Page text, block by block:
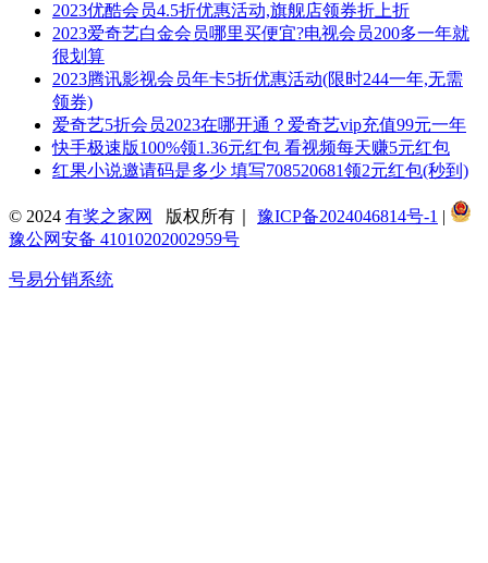
2023优酷会员4.5折优惠活动,旗舰店领券折上折
2023爱奇艺白金会员哪里买便宜?电视会员200多一年就
很划算
2023腾讯影视会员年卡5折优惠活动(限时244一年,无需
领券)
爱奇艺5折会员2023在哪开通？爱奇艺vip充值99元一年
快手极速版100%领1.36元红包 看视频每天赚5元红包
红果小说邀请码是多少 填写708520681领2元红包(秒到)
© 2024 有奖之家网 版权所有｜ 豫ICP备2024046814号-1 |
豫公网安备 41010202002959号
号易分销系统